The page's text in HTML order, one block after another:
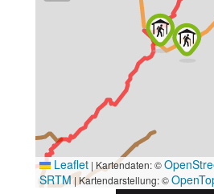
Leaflet | Kartendaten: ©
SRTM| Kartendarstellung: ©